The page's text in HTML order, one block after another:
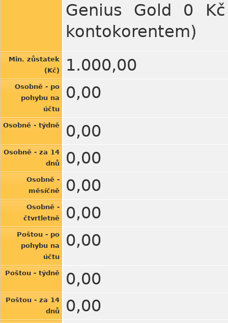
Genius Gold 0
kontokorentem)
Min. zůstatek
(Kč)
1.000,00
Osobně - po
pohybu na
účtu
0,00
Osobně - týdně 0,00
Osobně - za 14
dnů
0,00
Osobně -
měsíčně
0,00
Osobně -
čtvrtletně
0,00
Poštou - po
pohybu na
účtu
0,00
Poštou - týdně 0,00
Poštou - za 14
dnů
0,00